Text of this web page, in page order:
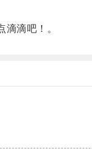
滴吧！。